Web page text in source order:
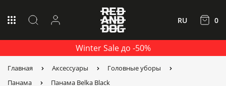
Winter Sale до -50%
RU 0
Главная Аксессуары
Головные уборы
Панама
Панама Belka Black